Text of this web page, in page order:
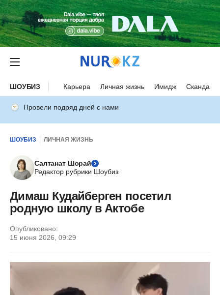
ШОУБИЗ Карьера Личная жизнь Имидж Скандалы
Провели подряд дней с нами
ШОУБИЗ ЛИЧНАЯ ЖИЗНЬ
Салтанат Шорай
Редактор рубрики Шоубиз
Димаш Кудайберген посетил
родную школу в Актобе
Опубликовано:
15 июня 2026, 09:29